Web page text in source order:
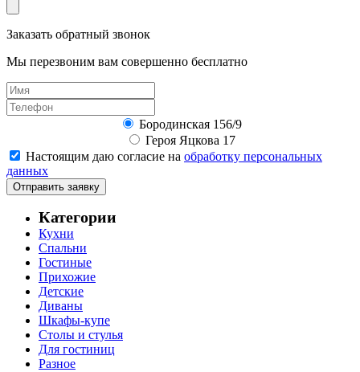
Заказать обратный звонок
Мы перезвоним вам совершенно бесплатно
Бородинская 156/9
Героя Яцкова 17
Настоящим даю согласие на обработку персональных
данных
Отправить заявку
Категории
Кухни
Спальни
Гостиные
Прихожие
Детские
Диваны
Шкафы-купе
Столы и стулья
Для гостиниц
Разное